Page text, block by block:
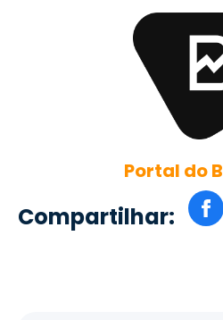
Portal do
Compartilhar: